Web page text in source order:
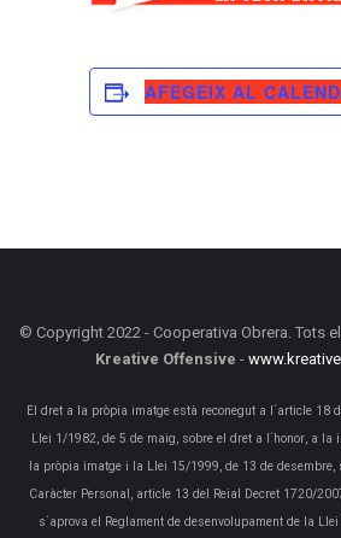
AFEGEIX AL
© Copyright 2022 - Cooperativa Obrera. Tots
Kreative Offensive -
El dret a la pròpia imatge està reconegut a l´article 18
Llei 1/1982, de 5 de maig, sobre el dret a l´honor, a
la pròpia imatge i la Llei 15/1999, de 13 de desembre,
Caràcter Personal, article 13 del Reial Decret 1720/
s´aprova el Reglament de desenvolupament de la